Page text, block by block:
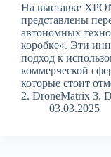
На выставке
представлены
автономных
коробке». Эти
подход к
коммерческой
которые стоит
2. DroneMatrix 3.
03.03.2025